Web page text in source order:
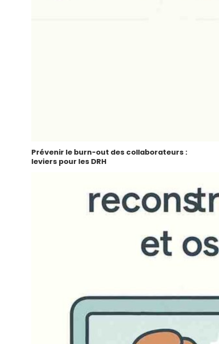
Prévenir le burn-out des collaborateurs :
leviers pour les DRH